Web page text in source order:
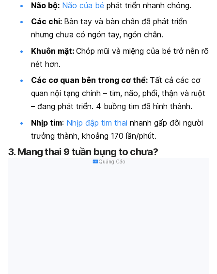
Não bộ: Não của bé phát triển nhanh chóng.
Các chi: Bàn tay và bàn chân đã phát triển
nhưng chưa có ngón tay, ngón chân.
Khuôn mặt: Chóp mũi và miệng của bé trở nên rõ
nét hơn.
Các cơ quan bên trong cơ thể: Tất cả các cơ
quan nội tạng chính – tim, não, phổi, thận và ruột
– đang phát triển. 4 buồng tim đã hình thành.
Nhịp tim: Nhịp đập tim thai nhanh gấp đôi người
trưởng thành, khoảng 170 lần/phút.
3. Mang thai 9 tuần bụng to chưa?
Quảng Cáo